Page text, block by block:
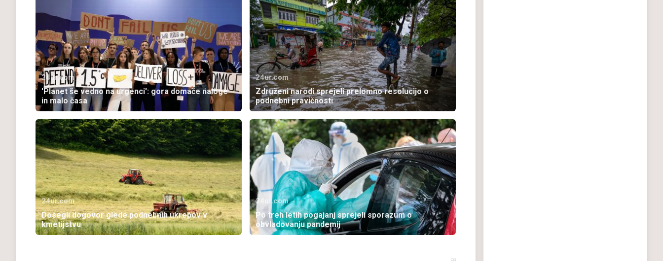
24ur.com
'Planet še vedno na urgenci': gora domače naloge
in malo časa
24ur.com
Združeni narodi sprejeli prelomno resolucijo o
podnebni pravičnosti
24ur.com
Dosegli dogovor glede podnebnih ukrepov v
kmetijstvu
24ur.com
Po treh letih pogajanj sprejeli sporazum o
obvladovanju pandemij